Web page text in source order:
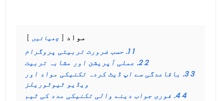
مواد چھپائیں
1 1. حسب ضرورت تربیتی پروگرام
2 2. عملی آپریشن اور مشابہ تربیت
3
3. باقاعدگی سے اپ ڈیٹ کردہ تکنیکی مواد اور
ویڈیو ٹیوٹوریلز
4 4. فوری جواب دینے والی تکنیکی مدد کی ٹیم